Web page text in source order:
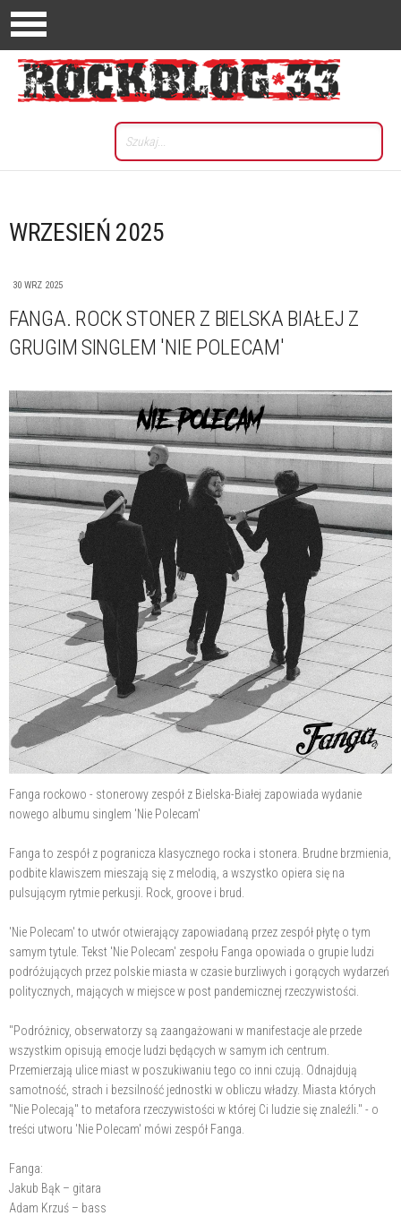
WRZESIEŃ 2025
30 WRZ 2025
FANGA. ROCK STONER Z BIELSKA BIAŁEJ Z
GRUGIM SINGLEM 'NIE POLECAM'
Fanga rockowo - stonerowy zespół z Bielska-Białej zapowiada wydanie
nowego albumu singlem 'Nie Polecam'
Fanga to zespół z pogranicza klasycznego rocka i stonera. Brudne brzmienia,
podbite klawiszem mieszają się z melodią, a wszystko opiera się na
pulsującym rytmie perkusji. Rock, groove i brud.
'Nie Polecam' to utwór otwierający zapowiadaną przez zespół płytę o tym
samym tytule. Tekst 'Nie Polecam' zespołu Fanga opowiada o grupie ludzi
podróżujących przez polskie miasta w czasie burzliwych i gorących wydarzeń
politycznych, mających w miejsce w post pandemicznej rzeczywistości.
"Podróżnicy, obserwatorzy są zaangażowani w manifestacje ale przede
wszystkim opisują emocje ludzi będących w samym ich centrum.
Przemierzają ulice miast w poszukiwaniu tego co inni czują. Odnajdują
samotność, strach i bezsilność jednostki w obliczu władzy. Miasta których
"Nie Polecają" to metafora rzeczywistości w której Ci ludzie się znaleźli." - o
treści utworu 'Nie Polecam' mówi zespół Fanga.
Fanga:
Jakub Bąk – gitara
Adam Krzuś – bass